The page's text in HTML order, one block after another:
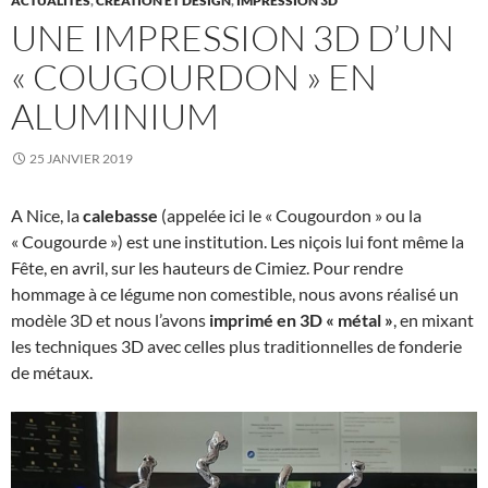
UNE IMPRESSION 3D D’UN
« COUGOURDON » EN
ALUMINIUM
25 JANVIER 2019
A Nice, lacalebasse (appelée ici le « Cougourdon » ou la
« Cougourde ») est une institution. Les niçois lui font même la
Fête, en avril, sur les hauteurs de Cimiez. Pour rendre
hommage à ce légume non comestible, nous avons réalisé un
modèle 3D et nous l’avons imprimé en 3D « métal », en mixant
les techniques 3D avec celles plus traditionnelles de fonderie
de métaux.